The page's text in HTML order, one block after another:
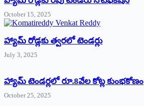
October 15, 2025
హ్యామ్‌ రోడ్లకు త్వరలో టెండర్లు
July 3, 2025
హ్యామ్‌ ‌టెండర్లలో రూ.8వేల కోట్ల కుంభకోణం
October 25, 2025